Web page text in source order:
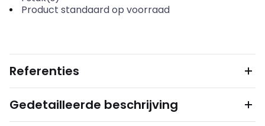
Product standaard op voorraad
Referenties
Gedetailleerde beschrijving